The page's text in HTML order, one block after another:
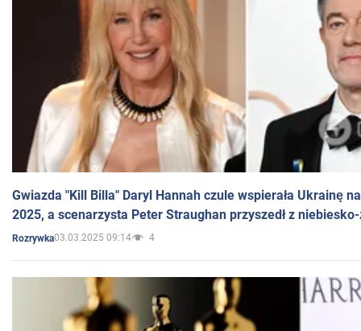
Gwiazda "Kill Billa" Daryl Hannah czule wspierała Ukrainę
2025, a scenarzysta Peter Straughan przyszedł z
Rozrywka03.03.2025 09:14 4